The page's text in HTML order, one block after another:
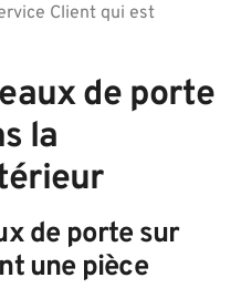
Client qui est
de porte
la
de porte sur
une pièce